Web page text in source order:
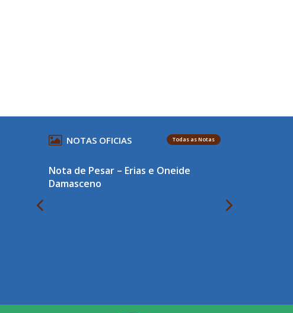
NOTAS OFICIAS Todas as Notas
Nota de Pesar – Erias e Oneide
Damasceno